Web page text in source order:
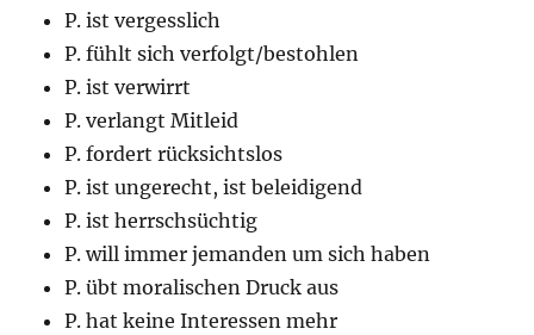
P. ist vergesslich
P. fühlt sich verfolgt/bestohlen
P. ist verwirrt
P. verlangt Mitleid
P. fordert rücksichtslos
P. ist ungerecht, ist beleidigend
P. ist herrschsüchtig
P. will immer jemanden um sich haben
P. übt moralischen Druck aus
P. hat keine Interessen mehr